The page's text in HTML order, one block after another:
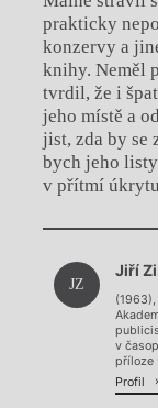
prakticky
konzervy a
knihy. Neměl
tvrdil, že i
jeho místě a
jist, zda by se
bych jeho
v přítmí
JZ
Jiří
v
příloze
Profil